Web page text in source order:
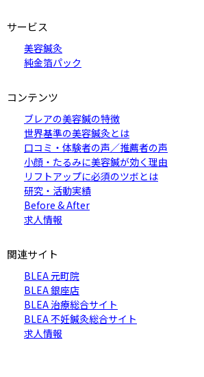
サービス
美容鍼灸
純金箔パック
コンテンツ
ブレアの美容鍼の特徴
世界基準の美容鍼灸とは
口コミ・体験者の声／推薦者の声
小顔・たるみに美容鍼が効く理由
リフトアップに必須のツボとは
研究・活動実績
Before & After
求人情報
関連サイト
BLEA 元町院
BLEA 銀座店
BLEA 治療総合サイト
BLEA 不妊鍼灸総合サイト
求人情報